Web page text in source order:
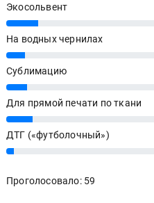
Экосольвент
12%
На водных чернилах
7%
Сублимацию
8%
Для прямой печати по ткани
10%
ДТГ («футболочный»)
3%
Проголосовало: 59